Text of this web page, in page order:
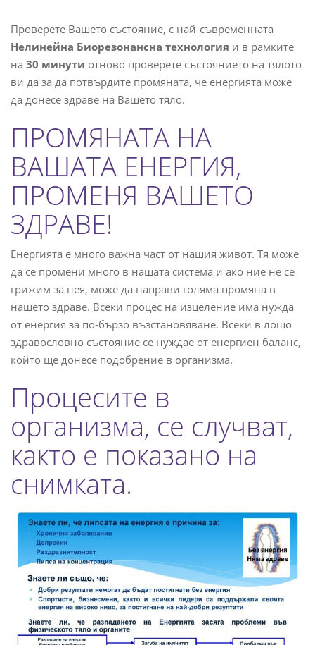
Проверете Вашето състояние, с най-съвременната
Нелинейна Биорезонансна технология и в рамките
на 30 минути отново проверете състоянието на тялото
ви да за да потвърдите промяната, че енергията може
да донесе здраве на Вашето тяло.
ПРОМЯНАТА НА
ВАШАТА ЕНЕРГИЯ,
ПРОМЕНЯ ВАШЕТО
ЗДРАВЕ!
Енергията е много важна част от нашия живот. Тя може
да се промени много в нашата система и ако ние не се
грижим за нея, може да направи голяма промяна в
нашето здраве. Всеки процес на изцеление има нужда
от енергия за по-бързо възстановяване. Всеки в лошо
здравословно състояние се нуждае от енергиен баланс,
който ще донесе подобрение в организма.
Процесите в
организма, се случват,
както е показано на
снимката.